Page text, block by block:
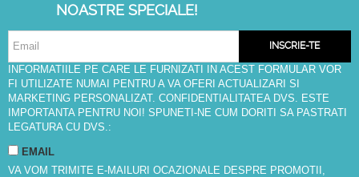
NOASTRE SPECIALE!
INSCRIE-TE
INFORMATIILE PE CARE LE FURNIZATI IN ACEST FORMULAR VOR
FI UTILIZATE NUMAI PENTRU A VA OFERI ACTUALIZARI SI
MARKETING PERSONALIZAT. CONFIDENTIALITATEA DVS. ESTE
IMPORTANTA PENTRU NOI! SPUNETI-NE CUM DORITI SA PASTRATI
LEGATURA CU DVS.:
EMAIL
VA VOM TRIMITE E-MAILURI OCAZIONALE DESPRE PROMOTII,